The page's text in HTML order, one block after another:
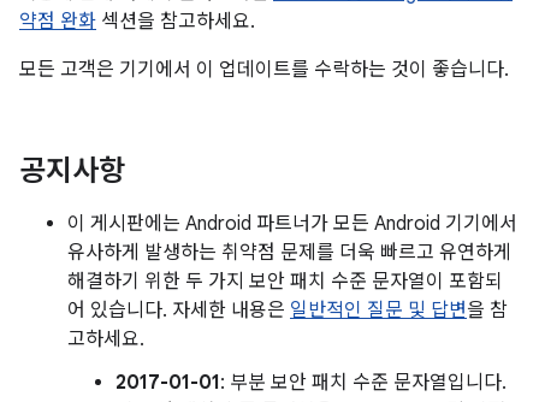
약점 완화 섹션을 참고하세요.
모든 고객은 기기에서 이 업데이트를 수락하는 것이 좋습니다.
공지사항
이 게시판에는 Android 파트너가 모든 Android 기기에서
유사하게 발생하는 취약점 문제를 더욱 빠르고 유연하게
해결하기 위한 두 가지 보안 패치 수준 문자열이 포함되
어 있습니다. 자세한 내용은 일반적인 질문 및 답변을 참
고하세요.
2017-01-01: 부분 보안 패치 수준 문자열입니다.